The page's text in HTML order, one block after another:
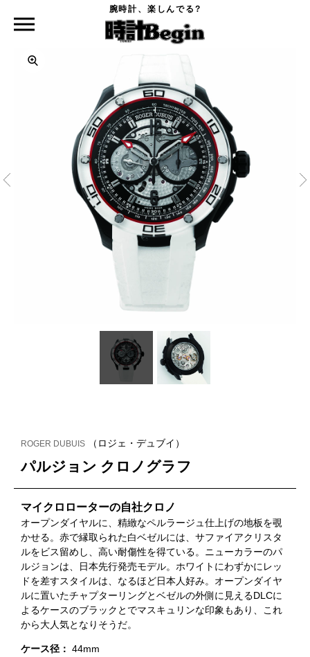
腕時計、楽しんでる?
ROGER DUBUIS パルジョン クロノグラフ
ROGER DUBUIS （ロジェ・デュブイ）
パルジョン クロノグラフ
マイクロローターの自社クロノ
オープンダイヤルに、精緻なペルラージュ仕上げの地板を覗
かせる。赤で縁取られた白ベゼルには、サファイアクリスタ
ルをビス留めし、高い耐傷性を得ている。ニューカラーのパ
ルジョンは、日本先行発売モデル。ホワイトにわずかにレッ
ドを差すスタイルは、なるほど日本人好み。オープンダイヤ
ルに置いたチャプターリングとベゼルの外側に見えるDLCに
よるケースのブラックとでマスキュリンな印象もあり、これ
から大人気となりそうだ。
ケース径： 44mm